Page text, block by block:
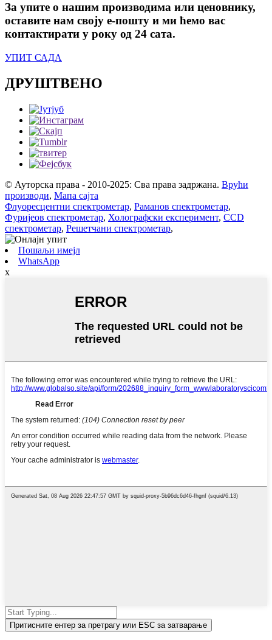
За упите о нашим производима или ценовнику,
оставите нам своју е-пошту и ми ћемо вас
контактирати у року од 24 сата.
УПИТ САДА
ДРУШТВЕНО
© Ауторска права - 2010-2025: Сва права задржана. Врући
производи, Мапа сајта
Флуоресцентни спектрометар, Раманов спектрометар,
Фуријеов спектрометар, Холографски експеримент, CCD
спектрометар, Решетчани спектрометар,
Пошаљи имејл
WhatsApp
x
Притисните ентер за претрагу или ESC за затварање